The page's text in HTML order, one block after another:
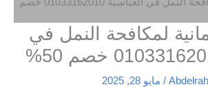
لمكافحة النمل في
/ مايو 28, 2025